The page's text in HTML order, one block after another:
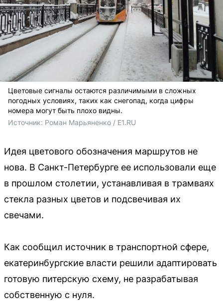
Цветовые сигналы остаются различимыми в сложных
погодных условиях, таких как снегопад, когда цифры
номера могут быть плохо видны.
Источник: Роман Марьяненко / E1.RU
Идея цветового обозначения маршрутов не
нова. В Санкт-Петербурге ее использовали еще
в прошлом столетии, устанавливая в трамваях
стекла разных цветов и подсвечивая их
свечами.
Как сообщил источник в транспортной сфере,
екатеринбургские власти решили адаптировать
готовую питерскую схему, не разрабатывая
собственную с нуля.